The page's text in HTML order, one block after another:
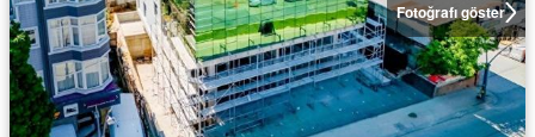
Fotoğrafı göster